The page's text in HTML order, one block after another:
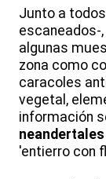
Junto a
escaneados-
algunas
zona como
caracoles
vegetal,
información
neandertales
'entierro con